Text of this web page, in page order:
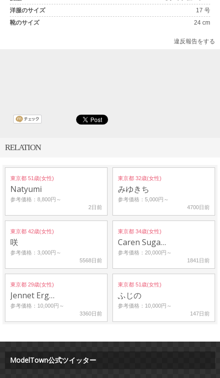
洋服のサイズ
17 号
靴のサイズ
24 cm
違反報告をする
RELATION
東京都 51歳(女性)
Natyumi
参考価格：8,800円～
2日前
東京都 32歳(女性)
みゆきち
参考価格：5,000円～
4700日前
東京都 42歳(女性)
咲
参考価格：3,000円～
5568日前
東京都 34歳(女性)
Caren Suga…
参考価格：20,000円～
1841日前
東京都 29歳(女性)
Jennet Erg…
参考価格：10,000円～
3360日前
東京都 51歳(女性)
ふじの
参考価格：10,000円～
147日前
ModelTown公式ツイッター